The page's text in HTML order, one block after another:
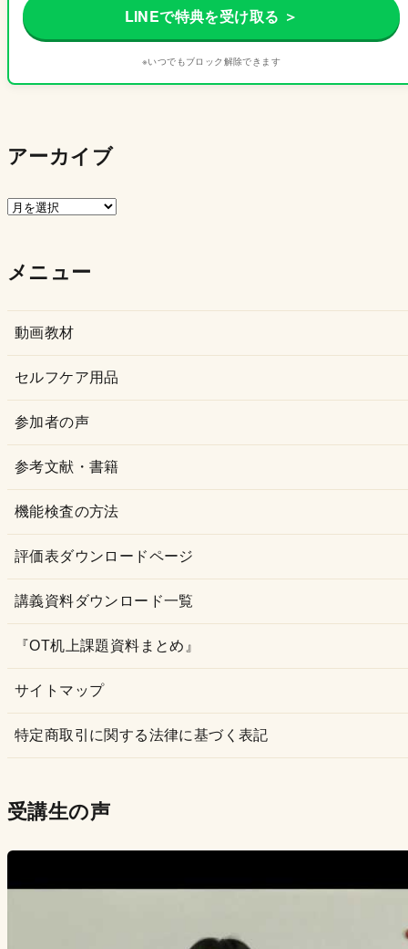
LINEで特典を受け取る ＞
※いつでもブロック解除できます
アーカイブ
ア
イ
メニュー
動画教材
セルフケア用品
参加者の声
参考文献・書籍
機能検査の方法
評価表ダウンロードページ
講義資料ダウンロード一覧
『OT机上課題資料まとめ』
サイトマップ
特定商取引に関する法律に基づく表記
受講生の声